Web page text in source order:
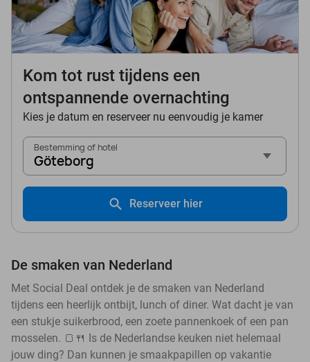
Kom tot rust tijdens een
ontspannende overnachting
Kies je datum en reserveer nu eenvoudig je kamer
Bestemming of hotel
Göteborg
Reserveer hier
De smaken van Nederland
Met Social Deal ontdek je de smaken van Nederland
tijdens een heerlijk ontbijt, lunch of diner. Wat dacht je van
een stukje suikerbrood, een zoete pannenkoek of een pan
mosselen. 🍞🍴 Is de Nederlandse keuken niet helemaal
jouw ding? Dan kunnen je smaakpapillen op vakantie